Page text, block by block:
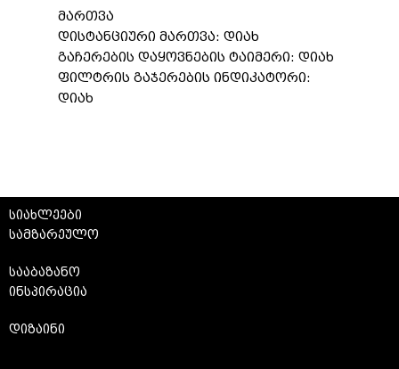
მართვა
დისტანციური მართვა: დიახ
გაჩერების დაყოვნების ტაიმერი: დიახ
ფილტრის გაჯერების ინდიკატორი:
დიახ
სიახლეები
სამზარეულო
სააბაზანო
ინსპირაცია
დიზაინი